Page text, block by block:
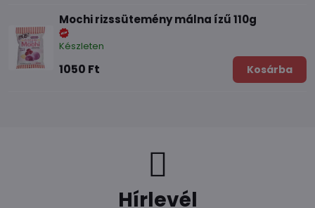
Mochi rizssütemény málna ízű 110g
Készleten
1050 Ft Kosárba
Hírlevél